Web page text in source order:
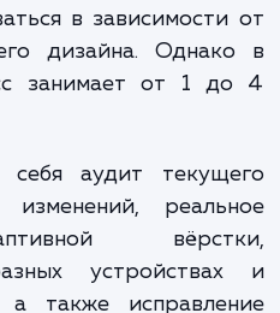
требованиям.
цены являются
в зависимости от
и опыта разработчиков
опыт на